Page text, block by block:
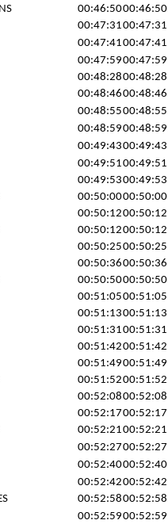
00:46:5000:46:50
00:47:3100:47:31
00:47:4100:47:41
00:47:5900:47:59
00:48:2800:48:28
00:48:4600:48:46
00:48:5500:48:55
00:48:5900:48:59
00:49:4300:49:43
00:49:5100:49:51
00:49:5300:49:53
00:50:0000:50:00
00:50:1200:50:12
00:50:1200:50:12
00:50:2500:50:25
00:50:3600:50:36
00:50:5000:50:50
00:51:0500:51:05
00:51:1300:51:13
00:51:3100:51:31
00:51:4200:51:42
00:51:4900:51:49
00:51:5200:51:52
00:52:0800:52:08
00:52:1700:52:17
00:52:2100:52:21
00:52:2700:52:27
00:52:4000:52:40
00:52:4200:52:42
00:52:5800:52:58
00:52:5900:52:59